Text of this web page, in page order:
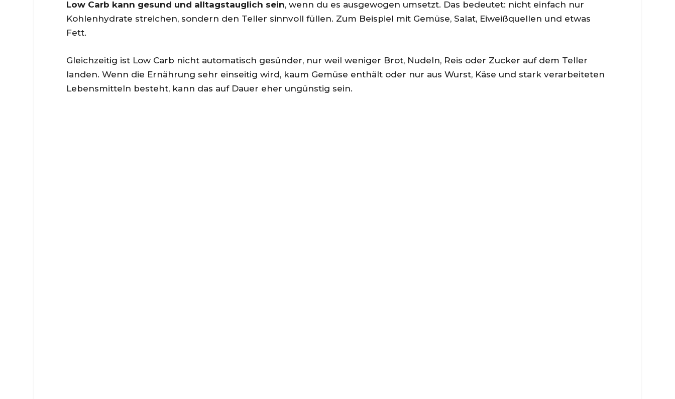
Low Carb kann gesund und alltagstauglich sein, wenn du es ausgewogen umsetzt. Das bedeutet: nicht einfach nur
Kohlenhydrate streichen, sondern den Teller sinnvoll füllen. Zum Beispiel mit Gemüse, Salat, Eiweißquellen und etwas
Fett.
Gleichzeitig ist Low Carb nicht automatisch gesünder, nur weil weniger Brot, Nudeln, Reis oder Zucker auf dem Teller
landen. Wenn die Ernährung sehr einseitig wird, kaum Gemüse enthält oder nur aus Wurst, Käse und stark verarbeiteten
Lebensmitteln besteht, kann das auf Dauer eher ungünstig sein.